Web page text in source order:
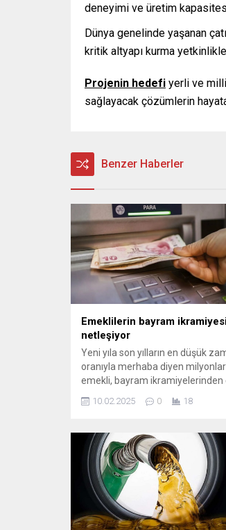
deneyimi ve üretim
Dünya genelinde yaşanan
kritik altyapı kurma
Projenin hedefi yerli ve
sağlayacak çözümlerin
Benzer Haberler
Emeklilerin bayram
netleşiyor
Yeni yıla son yılların en düşük
oranıyla merhaba diyen
emekli, bayram ikramiyelerinden
kaynakların detaylarını paylaştığı
muhtemel iki rakam belli oldu.
10.02.2025 0 18